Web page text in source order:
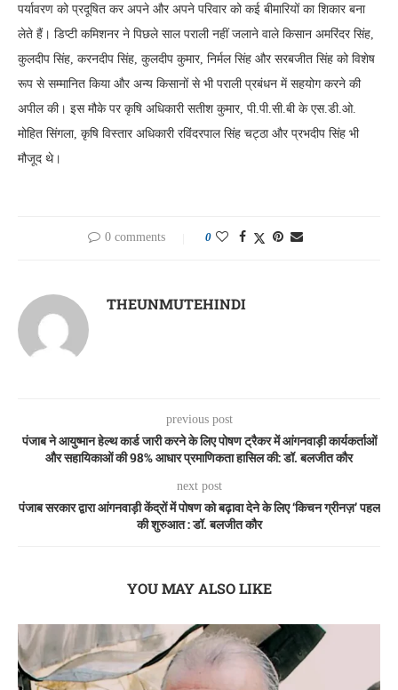
पर्यावरण को प्रदूषित कर अपने और अपने परिवार को कई बीमारियों का शिकार बना
लेते हैं। डिप्टी कमिशनर ने पिछले साल पराली नहीं जलाने वाले किसान अमरिंदर सिंह,
कुलदीप सिंह, करनदीप सिंह, कुलदीप कुमार, निर्मल सिंह और सरबजीत सिंह को विशेष
रूप से सम्मानित किया और अन्य किसानों से भी पराली प्रबंधन में सहयोग करने की
अपील की। इस मौके पर कृषि अधिकारी सतीश कुमार, पी.पी.सी.बी के एस.डी.ओ.
मोहित सिंगला, कृषि विस्तार अधिकारी रविंदरपाल सिंह चट्ठा और प्रभदीप सिंह भी
मौजूद थे।
0 comments 0
THEUNMUTEHINDI
previous post
पंजाब ने आयुष्मान हेल्थ कार्ड जारी करने के लिए पोषण ट्रैकर में आंगनवाड़ी कार्यकर्ताओं
और सहायिकाओं की 98% आधार प्रमाणिकता हासिल की: डॉ. बलजीत कौर
next post
पंजाब सरकार द्वारा आंगनवाड़ी केंद्रों में पोषण को बढ़ावा देने के लिए ‘किचन ग्रीनज़’ पहल
की शुरुआत : डॉ. बलजीत कौर
YOU MAY ALSO LIKE